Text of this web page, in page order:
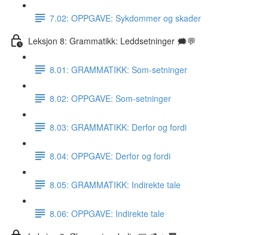
7.02: OPPGAVE: Sykdommer og skader
Leksjon 8: Grammatikk: Leddsetninger 🗯💬
8.01: GRAMMATIKK: Som-setninger
8.02: OPPGAVE: Som-setninger
8.03: GRAMMATIKK: Derfor og fordi
8.04: OPPGAVE: Derfor og fordi
8.05: GRAMMATIKK: Indirekte tale
8.06: OPPGAVE: Indirekte tale